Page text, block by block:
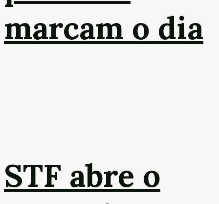
marcam o dia
STF abre o